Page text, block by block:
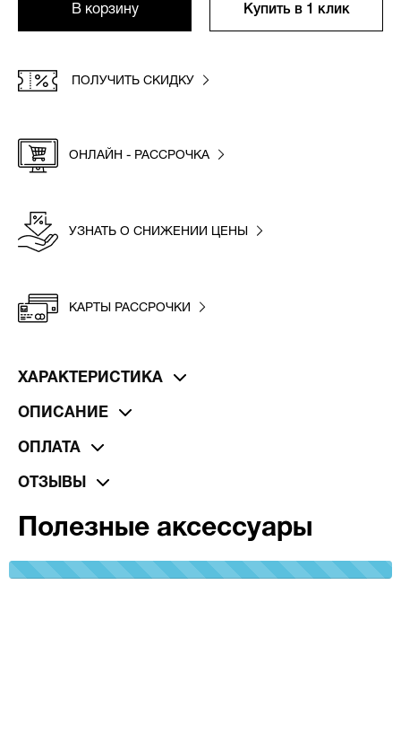
В корзину Купить в 1 клик
ПОЛУЧИТЬ СКИДКУ
ОНЛАЙН - РАССРОЧКА
УЗНАТЬ О СНИЖЕНИИ ЦЕНЫ
КАРТЫ РАССРОЧКИ
ХАРАКТЕРИСТИКА
ОПИСАНИЕ
ОПЛАТА
ОТЗЫВЫ
Полезные аксессуары
100%